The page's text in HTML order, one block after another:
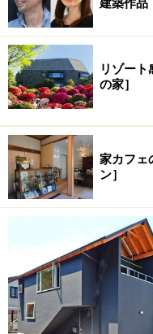
リゾー
の家］
家カフェ
ン］